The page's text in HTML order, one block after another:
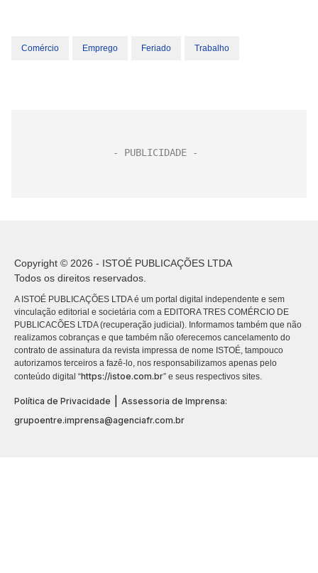
Comércio Emprego Feriado Trabalho
Copyright © 2026 - ISTOÉ PUBLICAÇÕES LTDA
Todos os direitos reservados.
A ISTOÉ PUBLICAÇÕES LTDA é um portal digital independente e sem
vinculação editorial e societária com a EDITORA TRES COMÉRCIO DE
PUBLICACÕES LTDA (recuperação judicial). Informamos também que não
realizamos cobranças e que também não oferecemos cancelamento do
contrato de assinatura da revista impressa de nome ISTOÉ, tampouco
autorizamos terceiros a fazê-lo, nos responsabilizamos apenas pelo
conteúdo digital “https://istoe.com.br” e seus respectivos sites.
Política de Privacidade
Assessoria de Imprensa:
grupoentre.imprensa@agenciafr.com.br